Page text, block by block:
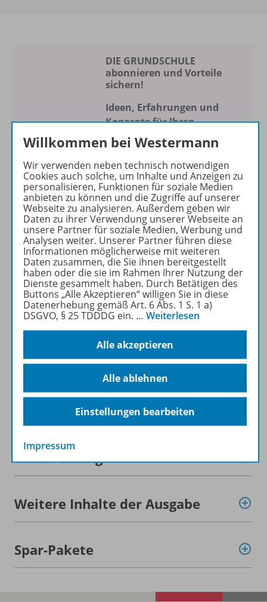
DIE GRUNDSCHULE
abonnieren und Vorteile
sichern!
Ideen, Erfahrungen und
Konzepte für Ihren
Schulalltag
Die Zeitschrift erscheint als
Print- und als digitale Version.
Beiträge und Materialien
können im Online-Archiv von
DIE GRUNDSCHULE kostenlos
recherchiert und
heruntergeladen werden (nur
für Privatpersonen).
Jetzt kostengünstig
Probelesen oder gleich zum
Vorteilspreis abonnieren!
ZU DEN ABO-ANGEBOTEN
Informationen
Beschreibung
Weitere Inhalte der Ausgabe
Spar-Pakete
Willkommen bei Westermann
Wir verwenden neben technisch notwendigen
Cookies auch solche, um Inhalte und Anzeigen zu
personalisieren, Funktionen für soziale Medien
anbieten zu können und die Zugriffe auf unserer
Webseite zu analysieren. Außerdem geben wir
Daten zu ihrer Verwendung unserer Webseite an
unsere Partner für soziale Medien, Werbung und
Analysen weiter. Unserer Partner führen diese
Informationen möglicherweise mit weiteren
Daten zusammen, die Sie ihnen bereitgestellt
haben oder die sie im Rahmen Ihrer Nutzung der
Dienste gesammelt haben. Durch Betätigen des
Buttons „Alle Akzeptieren“ willigen Sie in diese
Datenerhebung gemäß Art. 6 Abs. 1 S. 1 a)
DSGVO, § 25 TDDDG ein. … Weiterlesen
Alle akzeptieren
Alle ablehnen
Einstellungen bearbeiten
Impressum